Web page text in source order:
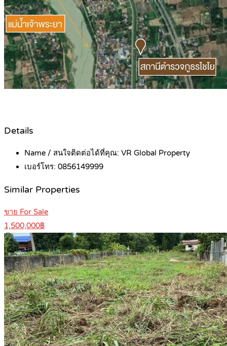
Details
Name / สนใจติดต่อได้ที่คุณ: VR Global Property
เบอร์โทร: 0856149999
Similar Properties
ขาย For Sale
1,500,000฿